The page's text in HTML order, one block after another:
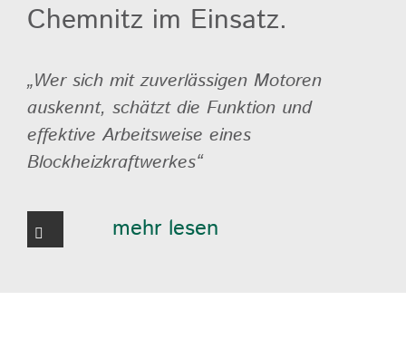
Chemnitz im Einsatz.
„Wer sich mit zuverlässigen Motoren
auskennt, schätzt die Funktion und
effektive Arbeitsweise eines
Blockheizkraftwerkes“
mehr lesen